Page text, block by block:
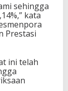
sehingga
kata
Prestasi
ini telah